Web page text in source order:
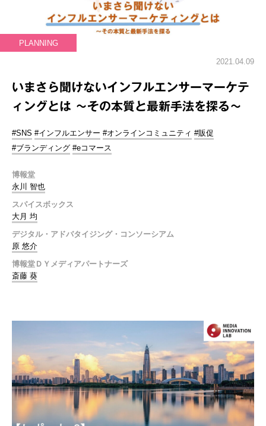
PLANNING
2021.04.09
いまさら聞けないインフルエンサーマーケテ
ィングとは ～その本質と最新手法を探る～
#SNS #インフルエンサー #オンラインコミュニティ #販促
#ブランディング #eコマース
博報堂
永川 智也
スパイスボックス
大月 均
デジタル・アドバタイジング・コンソーシアム
原 悠介
博報堂ＤＹメディアパートナーズ
斎藤 葵